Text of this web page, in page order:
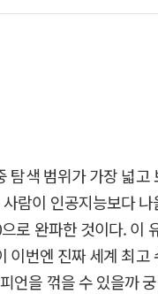
탐색 범위가 가장 넓
람이 인공지능보다
로 완파한 것이다. 이
이번엔 진짜 세계 최
언을 꺾을 수 있을까